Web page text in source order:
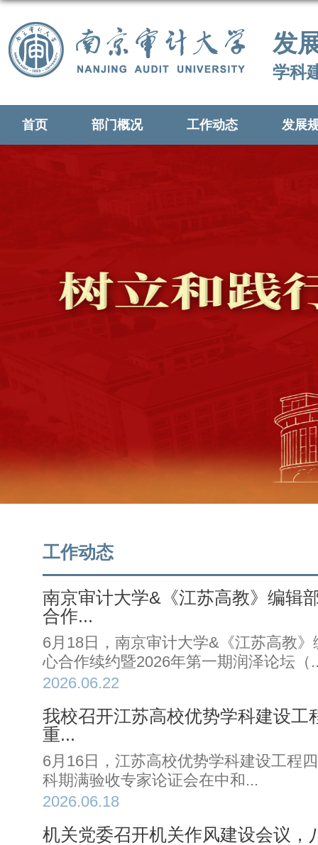
发
学科
首页 部门概况 工作动态 发展
工作动态
南京审计大学&《江苏高教》编辑
合作...
6月18日，南京审计大学&《江苏高教
心合作续约暨2026年第一期润泽论坛（
2026.06.22
我校召开江苏高校优势学科建设工
重...
6月16日，江苏高校优势学科建设工程
科期满验收专家论证会在中和...
2026.06.18
机关党委召开机关作风建设会议，